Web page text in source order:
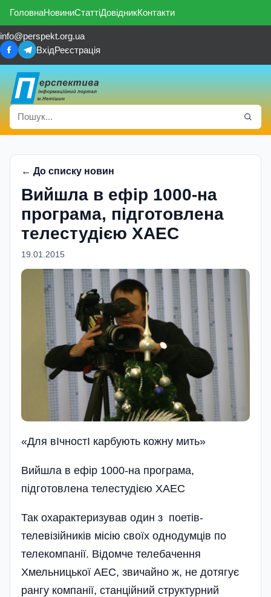
ГоловнаНовиниСтаттіДовідникКонтакти
info@perspekt.org.ua
ВхідРеєстрація
← До списку новин
Вийшла в ефір 1000-на
програма, підготовлена
телестудією ХАЕС
19.01.2015
«Для вIчностI карбують кожну мить»
Вийшла в ефір 1000-на програма,
підготовлена телестудією ХАЕС
Так охарактеризував один з поетів-
телевізійників місію своїх однодумців по
телекомпанії. Відомче телебачення
Хмельницької АЕС, звичайно ж, не дотягує
рангу компанії, станційний структурний